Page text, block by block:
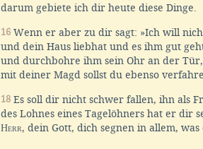
darum gebiete ich dir heute diese Dinge.
16 Wenn er aber zu dir sagt: »Ich will
und dein Haus liebhat und es ihm gut
und durchbohre ihm sein Ohr an der
mit deiner Magd sollst du ebenso
18 Es soll dir nicht schwer fallen, ihn als
des Lohnes eines Tagelöhners hat er dir
Herr, dein Gott, dich segnen in allem, was